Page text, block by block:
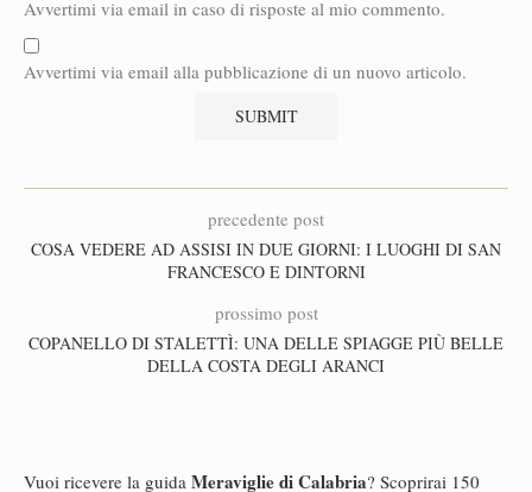
Avvertimi via email in caso di risposte al mio commento.
Avvertimi via email alla pubblicazione di un nuovo articolo.
precedente post
COSA VEDERE AD ASSISI IN DUE GIORNI: I LUOGHI DI SAN
FRANCESCO E DINTORNI
prossimo post
COPANELLO DI STALETTÌ: UNA DELLE SPIAGGE PIÙ BELLE
DELLA COSTA DEGLI ARANCI
Vuoi ricevere la guida Meraviglie di Calabria? Scoprirai 150